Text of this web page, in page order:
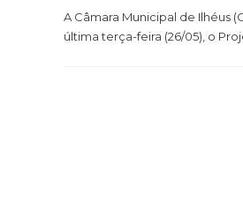
A Câmara Municipal de Ilhéus
última terça-feira (26/05), o